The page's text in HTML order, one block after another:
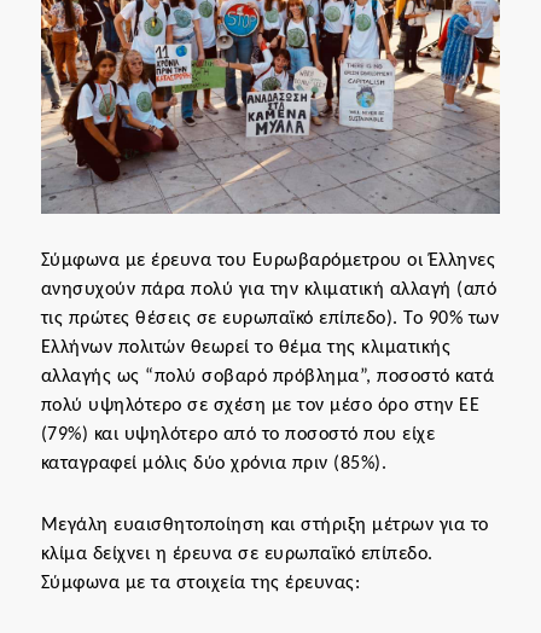
Σύμφωνα μεέρευνα του Eυρωβαρόμετρου οι Έλληνες
ανησυχούν πάρα πολύ για την κλιματική αλλαγή (από
τις πρώτες θέσεις σε ευρωπαϊκό επίπεδο). Το 90% των
Ελλήνων πολιτών θεωρεί το θέμα της κλιματικής
αλλαγής ως “πολύ σοβαρό πρόβλημα”, ποσοστό κατά
πολύ υψηλότερο σε σχέση με τον μέσο όρο στην ΕΕ
(79%) και υψηλότερο από το ποσοστό που είχε
καταγραφεί μόλις δύο χρόνια πριν (85%).
Μεγάλη ευαισθητοποίηση και στήριξη μέτρων για το
κλίμα δείχνει η έρευνα σε ευρωπαϊκό επίπεδο.
Σύμφωνα με τα στοιχεία της έρευνας: